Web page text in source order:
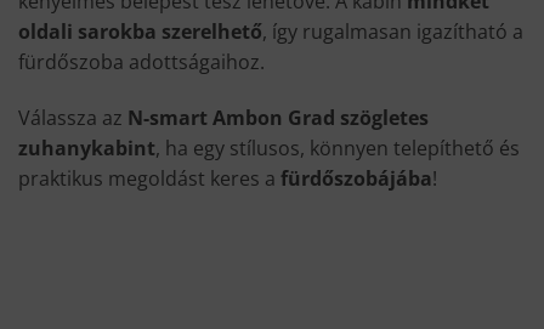
oldali sarokba szerelhető, így rugalmasan igazítható a
fürdőszoba adottságaihoz.
Válassza az N-smart Ambon Grad szögletes
zuhanykabint, ha egy stílusos, könnyen telepíthető és
praktikus megoldást keres a fürdőszobájába!